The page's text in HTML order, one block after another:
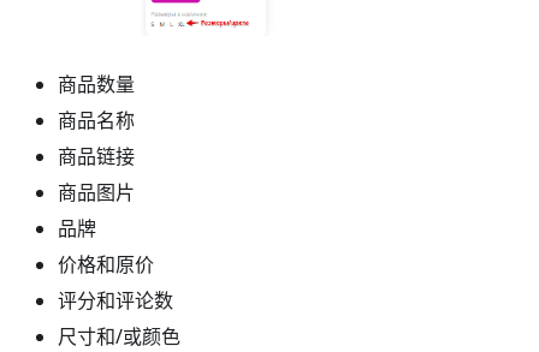
商品数量
商品名称
商品链接
商品图片
品牌
价格和原价
评分和评论数
尺寸和/或颜色